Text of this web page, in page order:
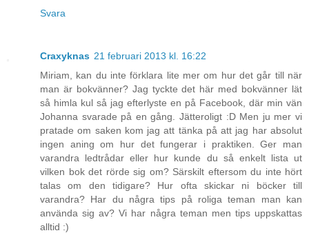
Svara
Craxyknas 21 februari 2013 kl. 16:22
Miriam, kan du inte förklara lite mer om hur det går till när
man är bokvänner? Jag tyckte det här med bokvänner lät
så himla kul så jag efterlyste en på Facebook, där min vän
Johanna svarade på en gång. Jätteroligt :D Men ju mer vi
pratade om saken kom jag att tänka på att jag har absolut
ingen aning om hur det fungerar i praktiken. Ger man
varandra ledtrådar eller hur kunde du så enkelt lista ut
vilken bok det rörde sig om? Särskilt eftersom du inte hört
talas om den tidigare? Hur ofta skickar ni böcker till
varandra? Har du några tips på roliga teman man kan
använda sig av? Vi har några teman men tips uppskattas
alltid :)